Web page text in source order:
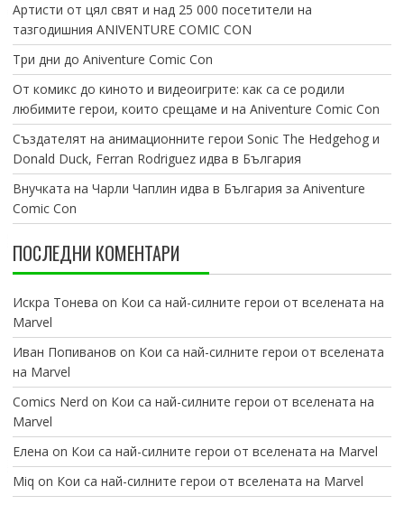
Артисти от цял свят и над 25 000 посетители на
тазгодишния ANIVENTURE COMIC CON
Три дни до Aniventure Comic Con
От комикс до киното и видеоигрите: как са се родили
любимите герои, които срещаме и на Aniventure Comic Con
Създателят на анимационните герои Sonic The Hedgehog и
Donald Duck, Ferran Rodriguez идва в България
Внучката на Чарли Чаплин идва в България за Aniventure
Comic Con
ПОСЛЕДНИ КОМЕНТАРИ
Искра Тонева on Кои са най-силните герои от вселената на
Marvel
Иван Попиванов on Кои са най-силните герои от вселената
на Marvel
Comics Nerd on Кои са най-силните герои от вселената на
Marvel
Елена on Кои са най-силните герои от вселената на Marvel
Miq on Кои са най-силните герои от вселената на Marvel